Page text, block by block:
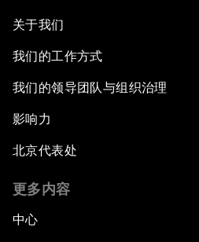
关于我们
我们的工作方式
我们的领导团队与组织治理
影响力
北京代表处
更多内容
中心